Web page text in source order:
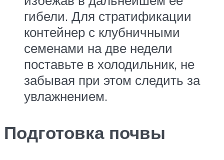
гибели. Для стратификации
контейнер с клубничными
семенами на две недели
поставьте в холодильник, не
забывая при этом следить за
увлажнением.
Подготовка почвы